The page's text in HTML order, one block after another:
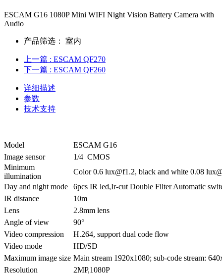
ESCAM G16 1080P Mini WIFI Night Vision Battery Camera with
Audio
产品筛选： 室内
上一篇 : ESCAM QF270
下一篇 : ESCAM QF260
详细描述
参数
技术支持
Model
ESCAM G16
Image sensor
1/4 CMOS
Minimum
illumination
Color 0.6 lux@f1.2, black and white 0.08
Day and night mode
6pcs IR led,Ir-cut Double Filter Automatic
IR distance
10m
Lens
2.8mm lens
Angle of view
90°
Video compression
H.264, support dual code flow
Video mode
HD/SD
Maximum image size Main stream 1920x1080; sub-code stream:
Resolution
2MP,1080P